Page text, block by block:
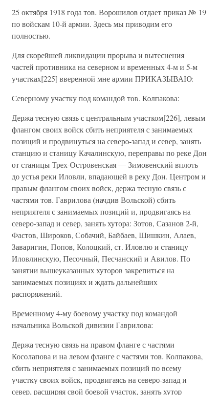
25 октября 1918 года тов. Ворошилов отдает приказ № 19
по войскам 10-й армии. Здесь мы приводим его
полностью.
Для скорейшей ликвидации прорыва и вытеснения
частей противника на северном и временных 4-м и 5-м
участках[225] вверенной мне армии ПРИКАЗЫВАЮ:
Северному участку под командой тов. Колпакова:
Держа тесную связь с центральным участком[226], левым
флангом своих войск сбить неприятеля с занимаемых
позиций и продвинуться на северо-запад и север, занять
станцию и станицу Качалинскую, переправы по реке Дон
от станицы Трех-Островенская — Зимовенский вплоть
до устья реки Иловли, впадающей в реку Дон. Центром и
правым флангом своих войск, держа тесную связь с
частями тов. Гаврилова (начдив Вольской) сбить
неприятеля с занимаемых позиций и, продвигаясь на
северо-запад и север, занять хутора: Зотов, Сазанов 2-й,
Фастов, Широков, Собачий, Байбаев, Шишкин, Алаев,
Заваригин, Попов, Колоцкий, ст. Иловлю и станицу
Иловлинскую, Песочный, Песчанский и Авилов. По
занятии вышеуказанных хуторов закрепиться на
занимаемых позициях и ждать дальнейших
распоряжений.
Временному 4-му боевому участку под командой
начальника Вольской дивизии Гаврилова:
Держа тесную связь на правом фланге с частями
Косолапова и на левом фланге с частями тов. Колпакова,
сбить неприятеля с занимаемых позиций по всему
участку своих войск, продвигаясь на северо-запад и
север, расширяя свой боевой участок, занять хутор